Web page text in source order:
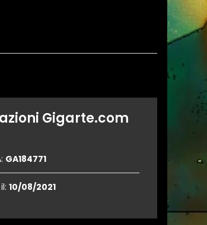
Gigarte.com
GA184771
10/08/2021